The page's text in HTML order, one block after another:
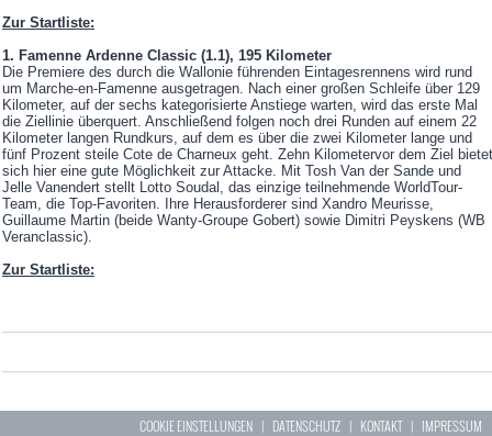
Zur Startliste:
1. Famenne Ardenne Classic (1.1), 195 Kilometer
Die Premiere des durch die Wallonie führenden Eintagesrennens wird rund
um Marche-en-Famenne ausgetragen. Nach einer großen Schleife über 129
Kilometer, auf der sechs kategorisierte Anstiege warten, wird das erste Mal
die Ziellinie überquert. Anschließend folgen noch drei Runden auf einem 22
Kilometer langen Rundkurs, auf dem es über die zwei Kilometer lange und
fünf Prozent steile Cote de Charneux geht. Zehn Kilometervor dem Ziel bietet
sich hier eine gute Möglichkeit zur Attacke. Mit Tosh Van der Sande und
Jelle Vanendert stellt Lotto Soudal, das einzige teilnehmende WorldTour-
Team, die Top-Favoriten. Ihre Herausforderer sind Xandro Meurisse,
Guillaume Martin (beide Wanty-Groupe Gobert) sowie Dimitri Peyskens (WB
Veranclassic).
Zur Startliste:
COOKIE EINSTELLUNGEN | DATENSCHUTZ | KONTAKT| IMPRESSUM